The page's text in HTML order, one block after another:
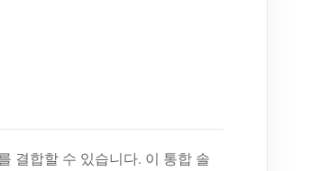
결합할 수 있습니다. 이 통합 솔